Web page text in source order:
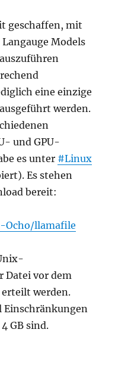
geschaffen, mit
Models
eine einzige
werden.
und GPU-
es unter #Linux
Es stehen
bereit:
llamafile
Datei vor dem
werden.
Einschränkungen
GB sind.